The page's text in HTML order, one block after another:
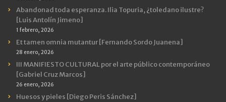
Abandonad toda esperanza. Ilia Topuria, ¿toledano ilustre?
[Luis Antolín Jimeno]
1 febrero, 2026
Et tamen omnia mutantur [Fernando Sordo Juanena]
28 enero, 2026
III MANIFIESTO CULTURAL por el arte público contemporáneo
[Gabriel Cruz Marcos]
26 enero, 2026
Huesos y pieles [Diego Peris Sánchez]